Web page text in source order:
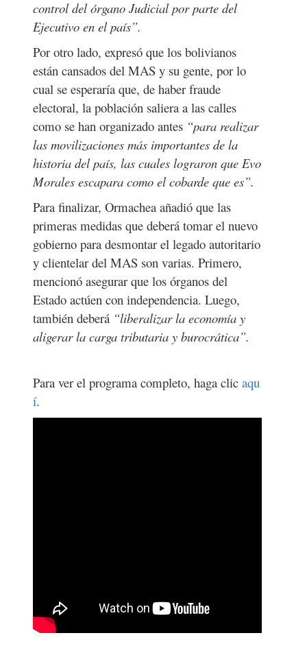
control del órgano Judicial por parte del
Ejecutivo en el país”.
Por otro lado, expresó que los bolivianos
están cansados del MAS y su gente, por lo
cual se esperaría que, de haber fraude
electoral, la población saliera a las calles
como se han organizado antes “para realizar
las movilizaciones más importantes de la
historia del país, las cuales lograron que Evo
Morales escapara como el cobarde que es”.
Para finalizar, Ormachea añadió que las
primeras medidas que deberá tomar el nuevo
gobierno para desmontar el legado autoritario
y clientelar del MAS son varias. Primero,
mencionó asegurar que los órganos del
Estado actúen con independencia. Luego,
también deberá “liberalizar la economía y
aligerar la carga tributaria y burocrática”.
Para ver el programa completo, haga clicaqu
í.